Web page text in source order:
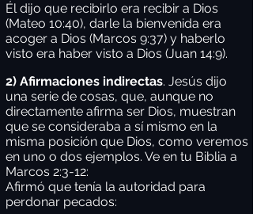
Él dijo que recibirlo era recibir a Dios
(Mateo 10:40), darle la bienvenida era
acoger a Dios (Marcos 9:37) y haberlo
visto era haber visto a Dios (Juan 14:9).
2) Afirmaciones indirectas. Jesús dijo
una serie de cosas, que, aunque no
directamente afirma ser Dios, muestran
que se consideraba a sí mismo en la
misma posición que Dios, como veremos
en uno o dos ejemplos. Ve en tu Biblia a
Marcos 2:3-12:
Afirmó que tenía la autoridad para
perdonar pecados: